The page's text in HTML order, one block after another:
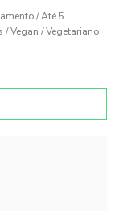
/ Até 5
/ Vegan / Vegetariano